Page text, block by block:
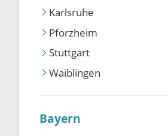
Karlsruhe
Pforzheim
Stuttgart
Waiblingen
Bayern